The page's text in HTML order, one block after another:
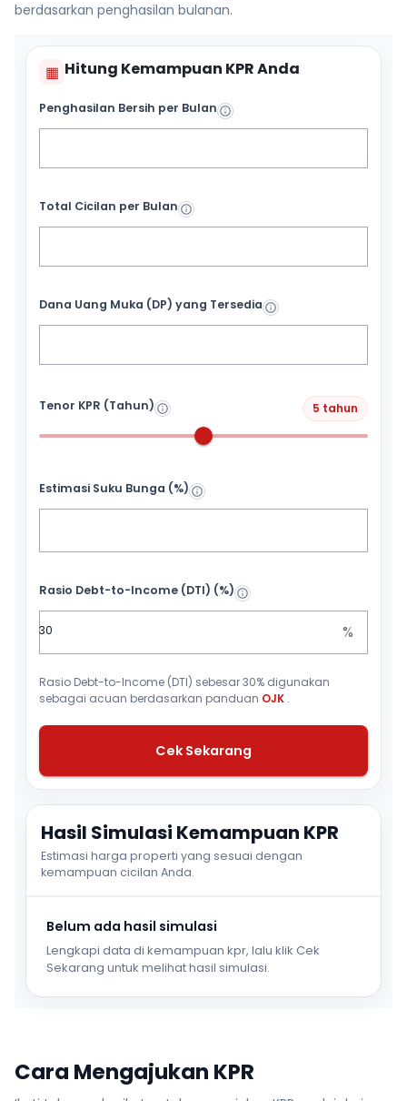
berdasarkan penghasilan bulanan.
▦ Hitung Kemampuan KPR Anda
Penghasilan Bersih per Bulan
Total Cicilan per Bulan
Dana Uang Muka (DP) yang Tersedia
Tenor KPR (Tahun) 5 tahun
Estimasi Suku Bunga (%)
Rasio Debt-to-Income (DTI) (%)
%
Rasio Debt-to-Income (DTI) sebesar 30% digunakan
sebagai acuan berdasarkan panduan OJK .
Cek Sekarang
Hasil Simulasi Kemampuan KPR
Estimasi harga properti yang sesuai dengan
kemampuan cicilan Anda.
Belum ada hasil simulasi
Lengkapi data di kemampuan kpr, lalu klik Cek
Sekarang untuk melihat hasil simulasi.
Cara Mengajukan KPR